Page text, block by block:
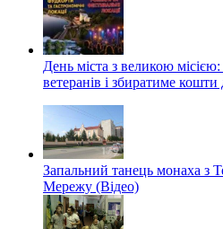
День міста з великою
ветеранів і збиратиме
Запальний танець монаха з
Мережу (Відео)